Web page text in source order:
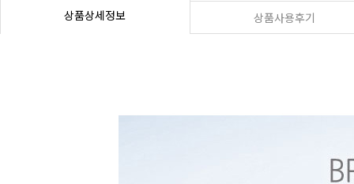
상품상세정보 상품사용후기